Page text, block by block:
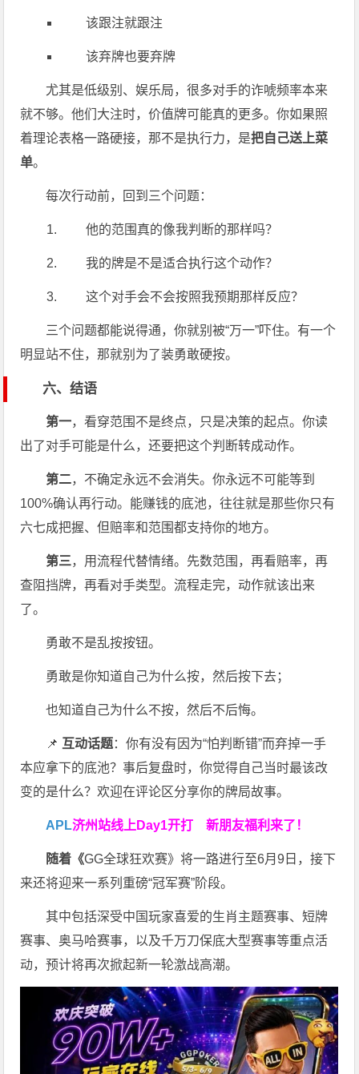
该跟注就跟注
该弃牌也要弃牌
尤其是低级别、娱乐局，很多对手的诈唬频率本来
就不够。他们大注时，价值牌可能真的更多。你如果照
着理论表格一路硬接，那不是执行力，是把自己送上菜
单。
每次行动前，回到三个问题：
他的范围真的像我判断的那样吗？
我的牌是不是适合执行这个动作？
这个对手会不会按照我预期那样反应？
三个问题都能说得通，你就别被“万一”吓住。有一个
明显站不住，那就别为了装勇敢硬按。
六、结语
第一，看穿范围不是终点，只是决策的起点。你读
出了对手可能是什么，还要把这个判断转成动作。
第二，不确定永远不会消失。你永远不可能等到
100%确认再行动。能赚钱的底池，往往就是那些你只有
六七成把握、但赔率和范围都支持你的地方。
第三，用流程代替情绪。先数范围，再看赔率，再
查阻挡牌，再看对手类型。流程走完，动作就该出来
了。
勇敢不是乱按按钮。
勇敢是你知道自己为什么按，然后按下去；
也知道自己为什么不按，然后不后悔。
📌 互动话题：你有没有因为“怕判断错”而弃掉一手
本应拿下的底池？事后复盘时，你觉得自己当时最该改
变的是什么？欢迎在评论区分享你的牌局故事。
APL济州站线上Day1开打新朋友福利来了！
随着《GG全球狂欢赛》将一路进行至6月9日，接下
来还将迎来一系列重磅“冠军赛”阶段。
其中包括深受中国玩家喜爱的生肖主题赛事、短牌
赛事、奥马哈赛事，以及千万刀保底大型赛事等重点活
动，预计将再次掀起新一轮激战高潮。